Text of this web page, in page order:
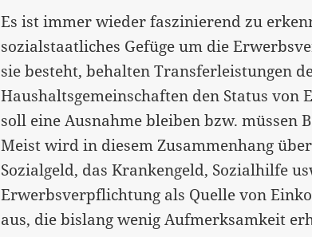
Es ist immer wieder faszinierend zu
sozialstaatliches Gefüge um die
sie besteht, behalten Transferleistungen
Haushaltsgemeinschaften den Status von
soll eine Ausnahme bleiben bzw. müssen
Meist wird in diesem Zusammenhang
Sozialgeld, das Krankengeld, Sozialhilfe
Erwerbsverpflichtung als Quelle von
aus, die bislang wenig Aufmerksamkeit